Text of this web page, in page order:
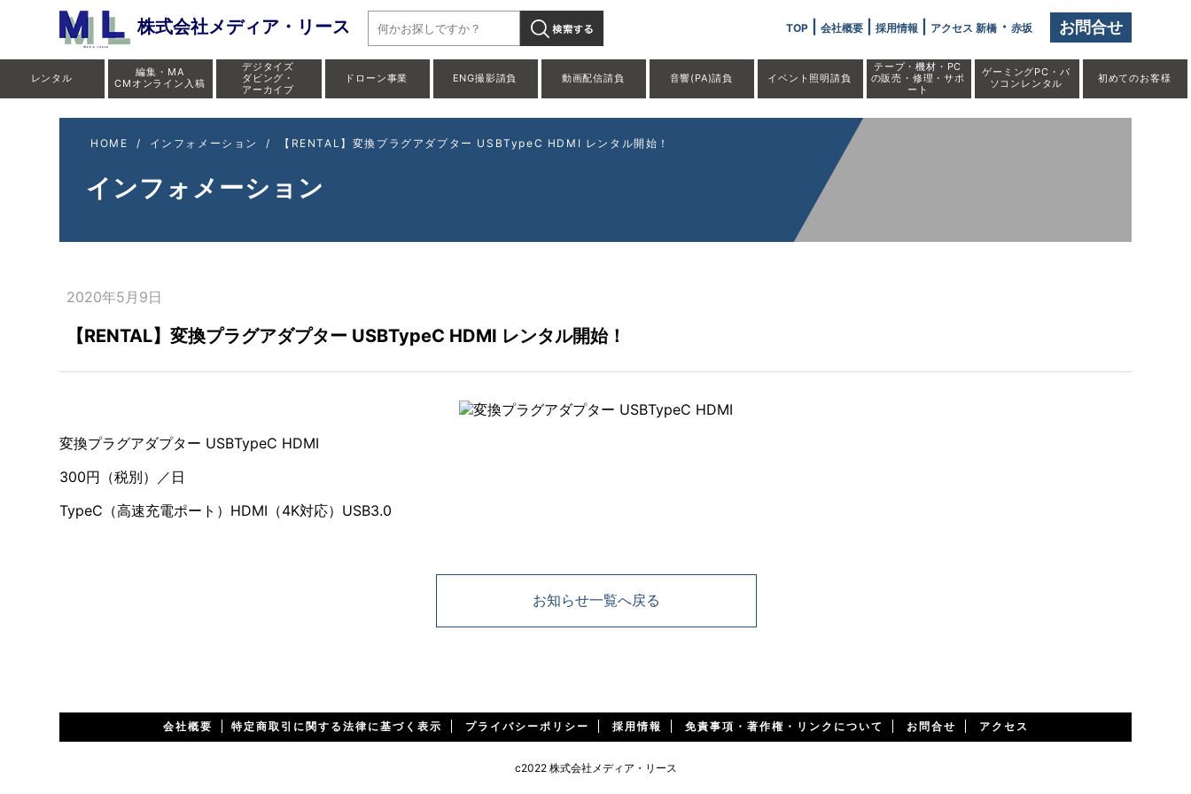
株式会社メディア・リース お問合せ
TOP| 会社概要| 採用情報 アクセス 新橋・ 赤坂
レンタル
編集・MA
CMオンライン入稿
デジタイズ
ダビング・
アーカイブ
ドローン事業 ENG撮影請負 動画配信請負 音響(PA)請負 イベント照明請負
テープ・機材・PC
の販売・修理・サポ
ート
ゲーミングPC・パ
ソコンレンタル
初めてのお客様
HOME / インフォメーション / 【RENTAL】変換プラグアダプター USBTypeC HDMI レンタル開始！
インフォメーション
2020年5月9日
【RENTAL】変換プラグアダプター USBTypeC HDMI レンタル開始！
変換プラグアダプター USBTypeC HDMI
300円（税別）／日
TypeC（高速充電ポート）HDMI（4K対応）USB3.0
お知らせ一覧へ戻る
会社概要 特定商取引に関する法律に基づく表示 プライバシーポリシー 採用情報 免責事項・著作権・リンクについて お問合せ アクセス
c2022 株式会社メディア・リース